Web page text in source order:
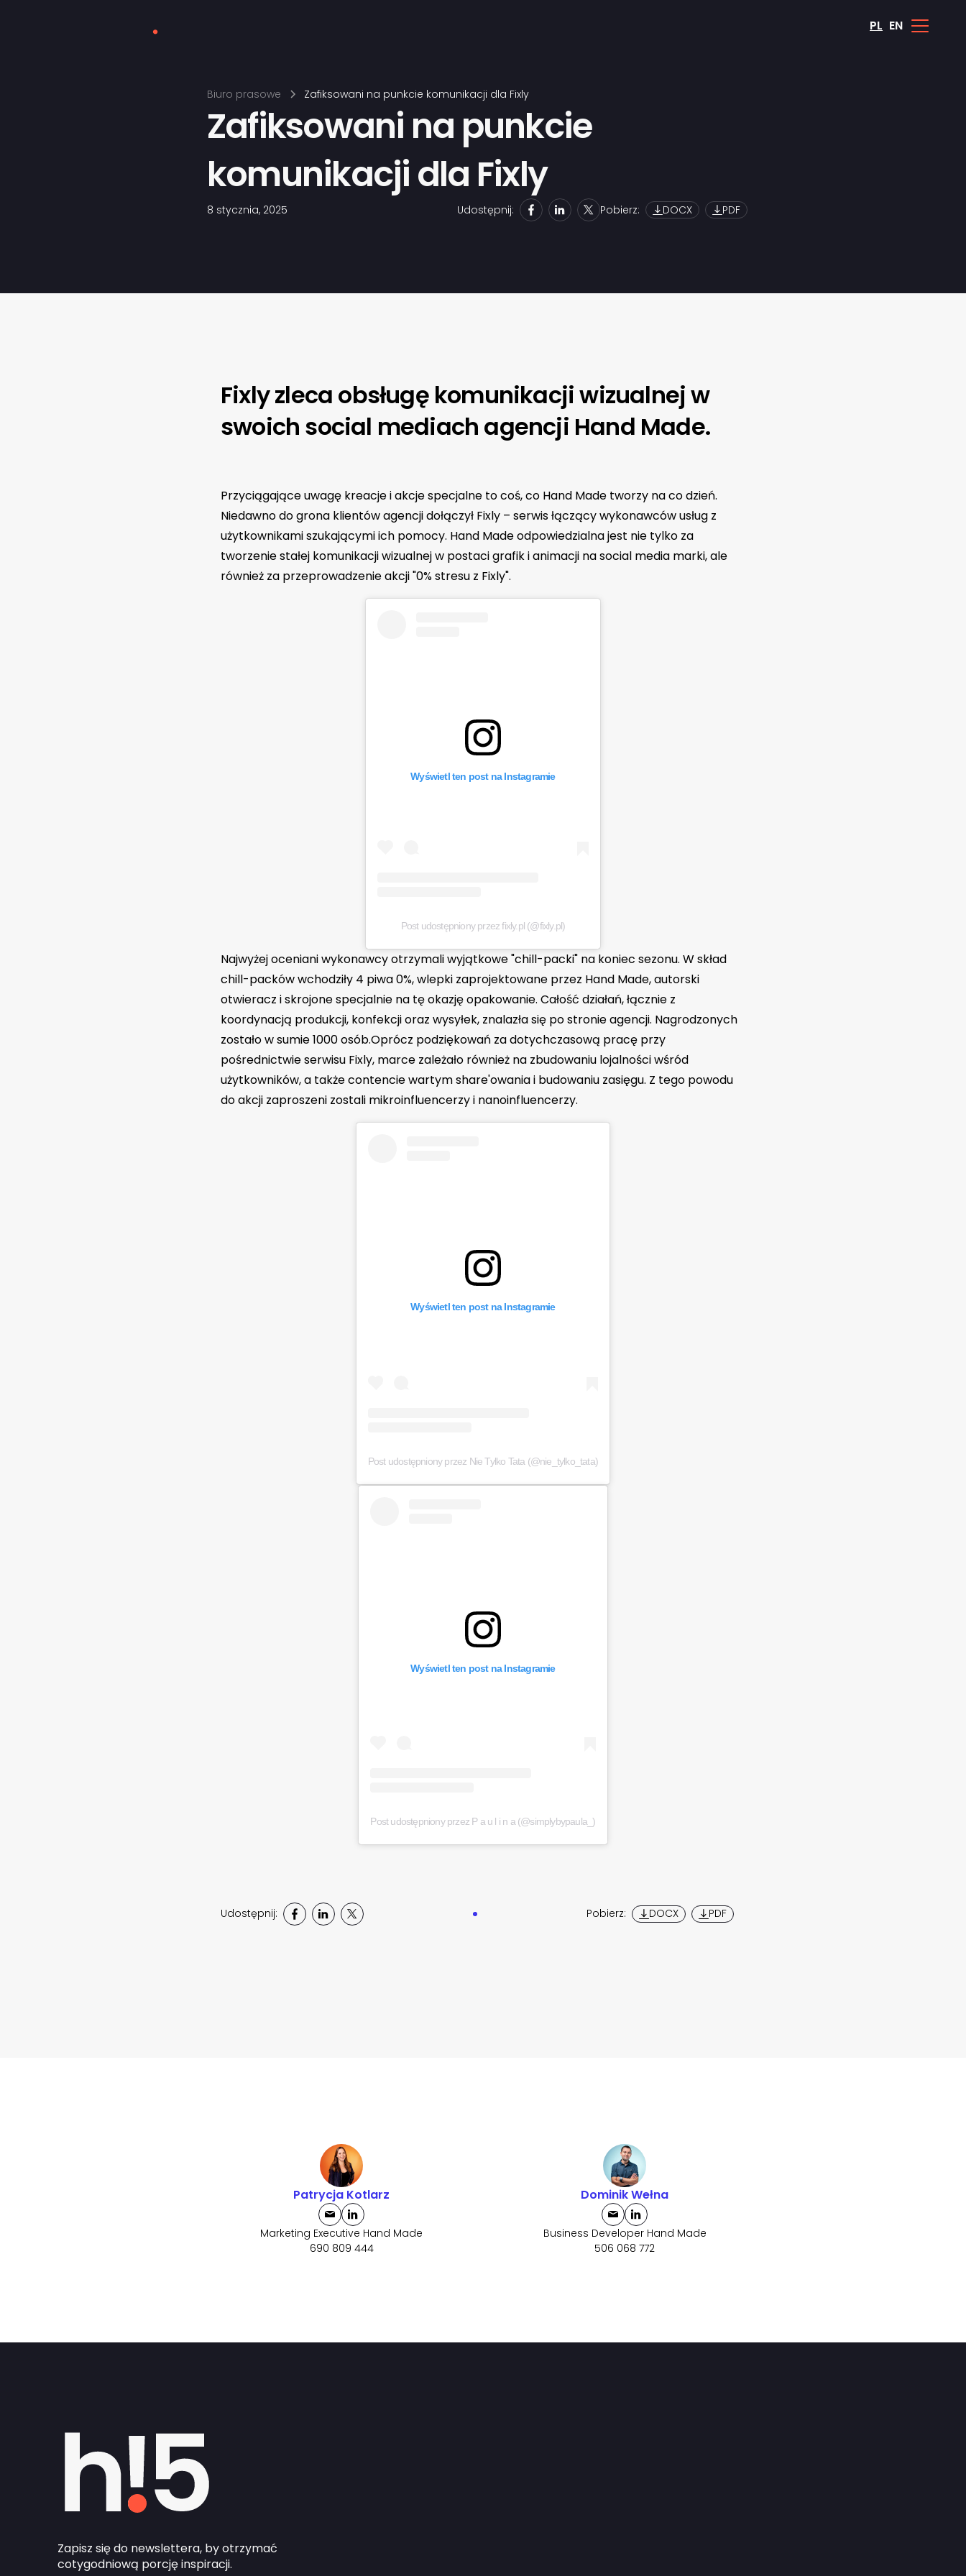
PL EN
Biuro prasowe Zafiksowani na punkcie komunikacji dla Fixly
Zafiksowani na punkcie
komunikacji dla Fixly
8 stycznia, 2025 Udostępnij: Pobierz: DOCX PDF
Fixly zleca obsługę komunikacji wizualnej w
swoich social mediach agencji Hand Made.
Przyciągające uwagę kreacje i akcje specjalne to coś, co Hand Made tworzy na co dzień.
Niedawno do grona klientów agencji dołączył Fixly – serwis łączący wykonawców usług z
użytkownikami szukającymi ich pomocy. Hand Made odpowiedzialna jest nie tylko za
tworzenie stałej komunikacji wizualnej w postaci grafik i animacji na social media marki, ale
również za przeprowadzenie akcji "0% stresu z Fixly".
Wyświetl ten post na Instagramie
Post udostępniony przez fixly.pl (@fixly.pl)
Najwyżej oceniani wykonawcy otrzymali wyjątkowe "chill-packi" na koniec sezonu. W skład
chill-packów wchodziły 4 piwa 0%, wlepki zaprojektowane przez Hand Made, autorski
otwieracz i skrojone specjalnie na tę okazję opakowanie. Całość działań, łącznie z
koordynacją produkcji, konfekcji oraz wysyłek, znalazła się po stronie agencji. Nagrodzonych
zostało w sumie 1000 osób.Oprócz podziękowań za dotychczasową pracę przy
pośrednictwie serwisu Fixly, marce zależało również na zbudowaniu lojalności wśród
użytkowników, a także contencie wartym share'owania i budowaniu zasięgu. Z tego powodu
do akcji zaproszeni zostali mikroinfluencerzy i nanoinfluencerzy.
Wyświetl ten post na Instagramie
Post udostępniony przez Nie Tylko Tata (@nie_tylko_tata)
Wyświetl ten post na Instagramie
Post udostępniony przez P a u l i n a (@simplybypaula_)
Udostępnij: Pobierz: DOCX PDF
Patrycja Kotlarz
Marketing Executive Hand Made
690 809 444
Dominik Wełna
Business Developer Hand Made
506 068 772
Zapisz się do newslettera, by otrzymać
cotygodniową porcję inspiracji.